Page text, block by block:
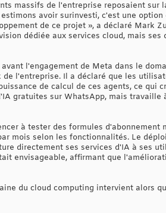
massifs de l'entreprise reposaient sur
avoir surinvesti, c'est une
de ce projet », a déclaré Mark
dédiée aux services cloud, mais
l'engagement de Meta dans le
l'entreprise. Il a déclaré que les
de calcul de ces agents, ce qui
gratuites sur WhatsApp, mais travaille
à tester des formules
mois selon les fonctionnalités. Le
directement ses services d'IA à ses
envisageable, affirmant que
du cloud computing intervient alors